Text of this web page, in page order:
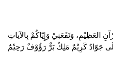
العَظِيْمِ، وَنَفَعَنِيْ وَإِيّاكُمْ بِالآياتِ
جَوّادٌ كَرِيْمٌ مَلِكٌ بَرٌّ رَؤُوْفٌ رَحِيْمٌ